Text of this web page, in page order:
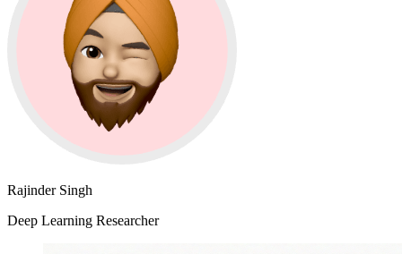
Rajinder Singh
Deep Learning Researcher